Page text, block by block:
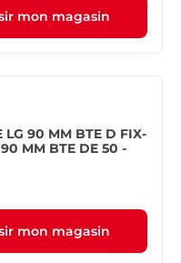
mon magasin
D FIX-
mon magasin